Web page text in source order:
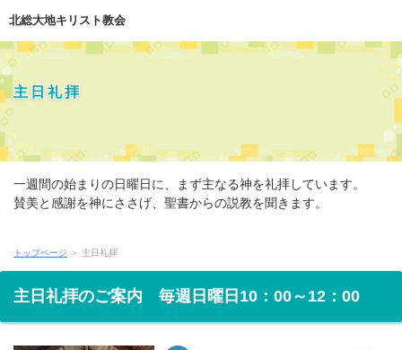
北総大地キリスト教会
主日礼拝
一週間の始まりの日曜日に、まず主なる神を礼拝しています。
賛美と感謝を神にささげ、聖書からの説教を聞きます。
集うことの目的です。
トップページ ＞ 主日礼拝
主日礼拝のご案内 毎週日曜日10：00～12：00